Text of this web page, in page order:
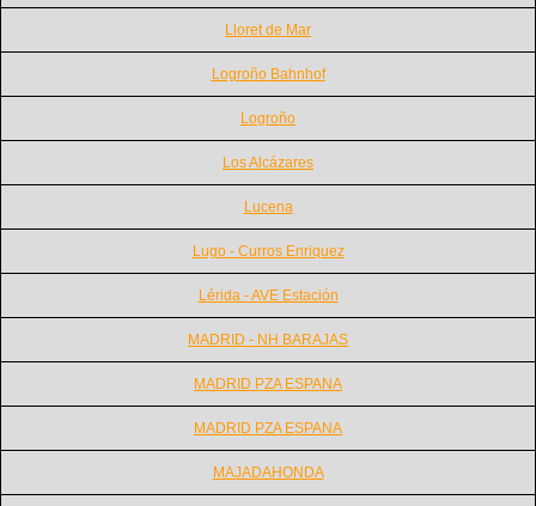
Lloret de Mar
Logroño Bahnhof
Logroño
Los Alcázares
Lucena
Lugo - Curros Enriquez
Lérida - AVE Estación
MADRID - NH BARAJAS
MADRID PZA ESPANA
MADRID PZA ESPANA
MAJADAHONDA